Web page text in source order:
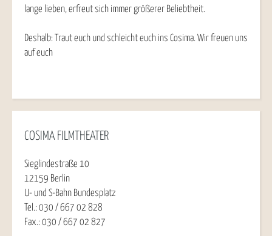
COSIMA FILMTHEATER
Sieglindestraße 10
12159 Berlin
U- und S-Bahn Bundesplatz
Tel.: 030 / 667 02 828
Fax.: 030 / 667 02 827
lange lieben, erfreut sich immer größerer Beliebtheit.
Deshalb: Traut euch und schleicht euch ins Cosima. Wir freuen uns
auf euch